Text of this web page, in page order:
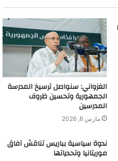
الغزواني: سنواصل ترسيخ المدرسة
الجمهورية وتحسين ظروف
المدرسين
مارس 6, 2026
ندوة سياسية بباريس تناقش آفاق
موريتانيا وتحدياتها